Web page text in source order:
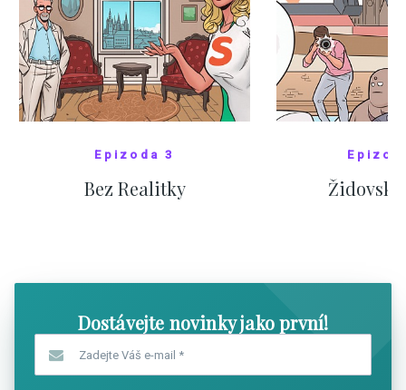
Epizoda 3
Bez Realitky
Dostávejte novinky jako první!